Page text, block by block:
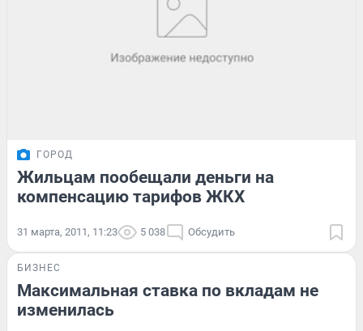
ГОРОД
Жильцам пообещали деньги на
компенсацию тарифов ЖКХ
31 марта, 2011, 11:23 5 038 Обсудить
БИЗНЕС
Максимальная ставка по вкладам не
изменилась